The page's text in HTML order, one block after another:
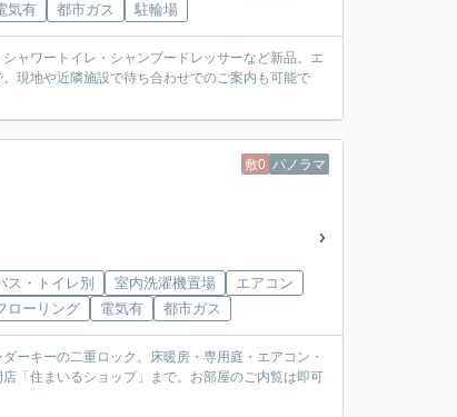
気有
都市ガス 駐輪場
ャワートイレ・シャンプードレッサーなど新品。エ
現地や近隣施設で待ち合わせでのご案内も可能で
敷0 パノラマ
ス・トイレ別 室内洗濯機置場
エアコン
ローリング
電気有 都市ガス
ーキーの二重ロック。床暖房・専用庭・エアコン・
「住まいるショップ」まで。お部屋のご内覧は即可